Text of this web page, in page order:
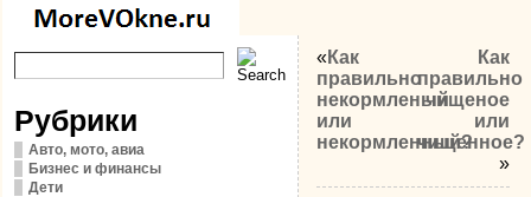
Рубрики
Авто, мото, авиа
Бизнес и финансы
Дети
«Как
правильно
некормленый
или
некормленный?
Как
правильно
чищеное
или
чищенное?
»